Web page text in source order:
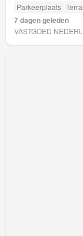
Parkeerplaats
7 dagen geleden
VASTGOED